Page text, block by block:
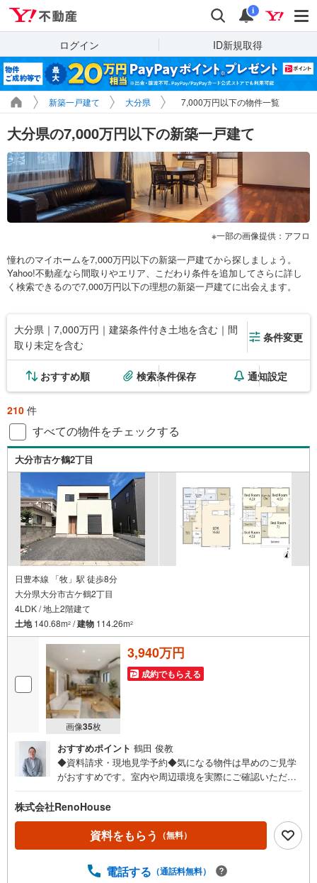
検索 通知
i
ログイン ID新規取得
新築一戸建て 大分県 7,000万円以下の物件一覧
大分県の7,000万円以下の新築一戸建て
一部の画像提供：アフロ
憧れのマイホームを7,000万円以下の新築一戸建てから探しましょう。
Yahoo!不動産なら間取りやエリア、こだわり条件を追加してさらに詳し
く検索できるので7,000万円以下の理想の新築一戸建てに出会えます。
大分県｜7,000万円｜建築条件付き土地を含む｜間
取り未定を含む
条件変更
おすすめ順 検索条件保存 通知設定
210 件
すべての物件をチェックする
大分市古ケ鶴2丁目
日豊本線 「牧」駅 徒歩8分
大分県大分市古ケ鶴2丁目
4LDK / 地上2階建て
土地140.68m2 /建物 114.26m2
画像35枚
3,940万円
成約でもらえる
おすすめポイント 鶴田 俊教
◆資料請求・現地見学予約◆気になる物件は早めのご見学
がおすすめです。室内や周辺環境を実際にご確認いただけ
請求は24時間受付中！お気軽にお問い合わせください。◎
内覧希望の方は、【室内・現地を見学する】ボタンから日
程を指定して予約！土日祝日のご案内はもちろんOK！（9:
00～18:00）◎他の気になる物件もまとめてご案内できま
できます♪理想のマイホーム探しをチームリノハウスが親
株式会社RenoHouse
資料をもらう （無料）
電話する （通話料無料）